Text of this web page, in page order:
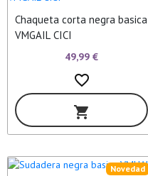
Chaqueta corta negra basica
VMGAIL CICI
49,99 €
favorite_border
shopping_cart
Novedad